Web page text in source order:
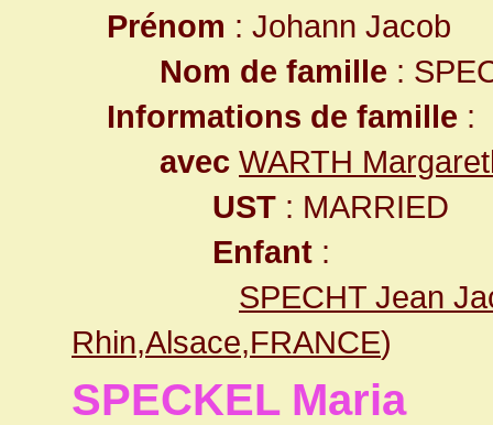
Prénom : Johann Jacob
Nom de famille :
Informations de famille :
avec WARTH
UST : MARRIED
Enfant :
SPECHT Jean
Rhin,Alsace,FRANCE)
SPECKEL Maria